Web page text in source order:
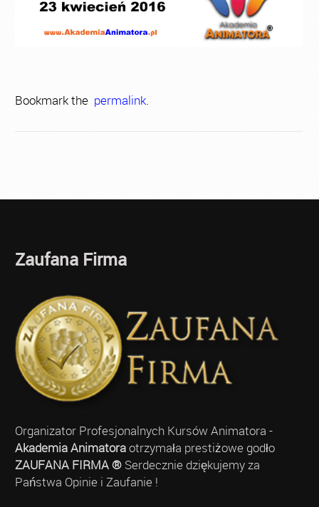
Bookmark thepermalink.
Zaufana Firma
Organizator Profesjonalnych Kursów Animatora -
Akademia Animatoraotrzymała prestiżowe godło
ZAUFANA FIRMA ®Serdecznie dziękujemy za
Państwa Opinie i Zaufanie !